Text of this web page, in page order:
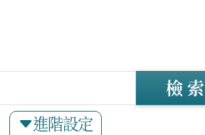
進階設定
檢 索